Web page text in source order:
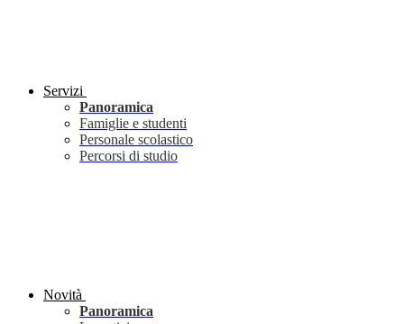
Servizi
Panoramica
Famiglie e studenti
Personale scolastico
Percorsi di studio
Novità
Panoramica